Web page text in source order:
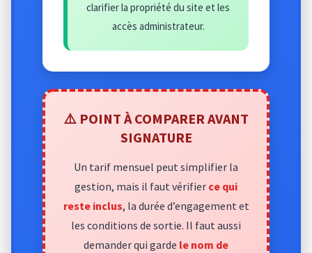
clarifier la propriété du site et les
accès administrateur.
⚠️ POINT À COMPARER AVANT
SIGNATURE
Un tarif mensuel peut simplifier la
gestion, mais il faut vérifier ce qui
reste inclus, la durée d’engagement et
les conditions de sortie. Il faut aussi
demander qui garde le nom de